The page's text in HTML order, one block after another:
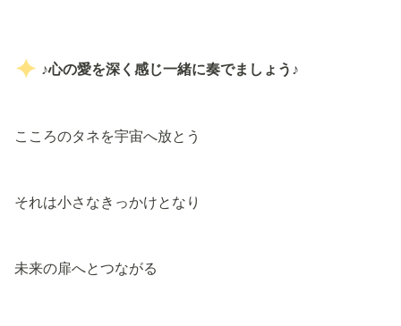
♪心の愛を深く感じ一緒に奏でましょう♪
こころのタネを宇宙へ放とう
それは小さなきっかけとなり
未来の扉へとつながる